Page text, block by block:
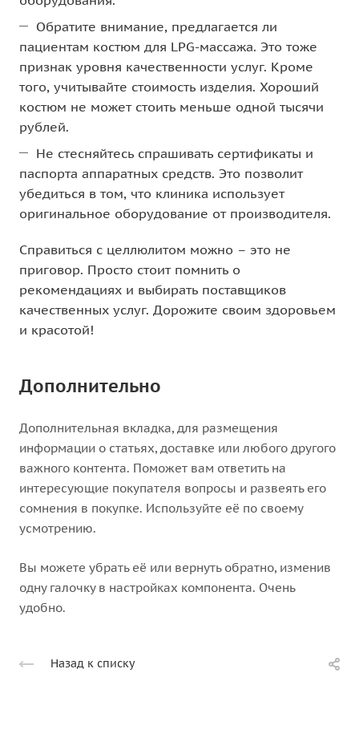
Обратите внимание, предлагается ли
пациентам костюм для LPG-массажа. Это тоже
признак уровня качественности услуг. Кроме
того, учитывайте стоимость изделия. Хороший
костюм не может стоить меньше одной тысячи
рублей.
Не стесняйтесь спрашивать сертификаты и
паспорта аппаратных средств. Это позволит
убедиться в том, что клиника использует
оригинальное оборудование от производителя.
Справиться с целлюлитом можно – это не
приговор. Просто стоит помнить о
рекомендациях и выбирать поставщиков
качественных услуг. Дорожите своим здоровьем
и красотой!
Дополнительно
Дополнительная вкладка, для размещения
информации о статьях, доставке или любого другого
важного контента. Поможет вам ответить на
интересующие покупателя вопросы и развеять его
сомнения в покупке. Используйте её по своему
усмотрению.
Вы можете убрать её или вернуть обратно, изменив
одну галочку в настройках компонента. Очень
удобно.
Назад к списку